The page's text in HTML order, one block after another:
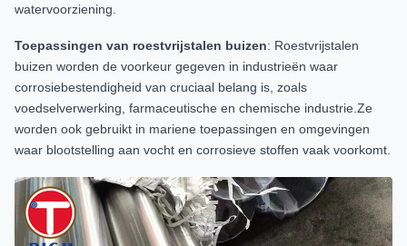
watervoorziening.
Toepassingen van roestvrijstalen buizen: Roestvrijstalen
buizen worden de voorkeur gegeven in industrieën waar
corrosiebestendigheid van cruciaal belang is, zoals
voedselverwerking, farmaceutische en chemische industrie.Ze
worden ook gebruikt in mariene toepassingen en omgevingen
waar blootstelling aan vocht en corrosieve stoffen vaak voorkomt.